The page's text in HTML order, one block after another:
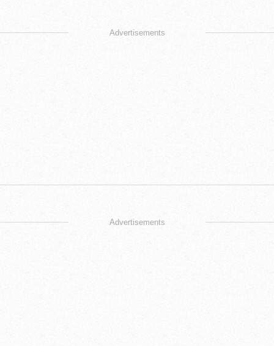
Advertisements
Advertisements